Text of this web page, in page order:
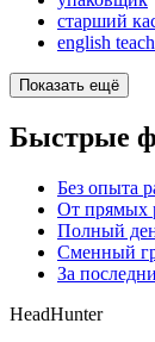
старший
english
Показать ещё
Быстрые
Без опыта
От прямых
Полный
Сменный
За
HeadHunter